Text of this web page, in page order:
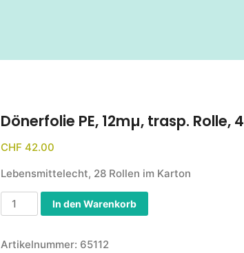
Dönerfolie PE, 12mµ, trasp. Rolle,
CHF 42.00
Lebensmittelecht, 28 Rollen im Karton
In den Warenkorb
Artikelnummer: 65112